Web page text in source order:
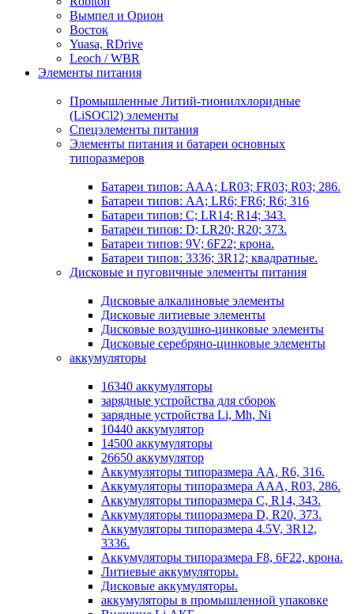
Вымпел и Орион
Восток
Yuasa, RDrive
Leoch / WBR
Элементы питания
Промышленные Литий-тионилхлоридные
(LiSOCl2) элементы
Спецэлементы питания
Элементы питания и батареи основных
типоразмеров
Батареи типов: AAA; LR03; FR03; R03; 286.
Батареи типов: AA; LR6; FR6; R6; 316
Батареи типов: C; LR14; R14; 343.
Батареи типов: D; LR20; R20; 373.
Батареи типов: 9V; 6F22; крона.
Батареи типов: 3336; 3R12; квадратные.
Дисковые и пуговичные элементы питания
Дисковые алкалиновые элементы
Дисковые литиевые элементы
Дисковые воздушно-цинковые элементы
Дисковые серебряно-цинковые элементы
аккумуляторы
16340 аккумуляторы
зарядные устройства для сборок
зарядные устройства Li, Mh, Ni
10440 аккумулятор
14500 аккумуляторы
26650 аккумулятор
Аккумуляторы типоразмера АА, R6, 316.
Аккумуляторы типоразмера ААА, R03, 286.
Аккумуляторы типоразмера С, R14, 343.
Аккумуляторы типоразмера D, R20, 373.
Аккумуляторы типоразмера 4.5V, 3R12,
3336.
Аккумуляторы типоразмера F8, 6F22, крона.
Литиевые аккумуляторы.
Дисковые аккумуляторы.
аккумуляторы в промышленной упаковке